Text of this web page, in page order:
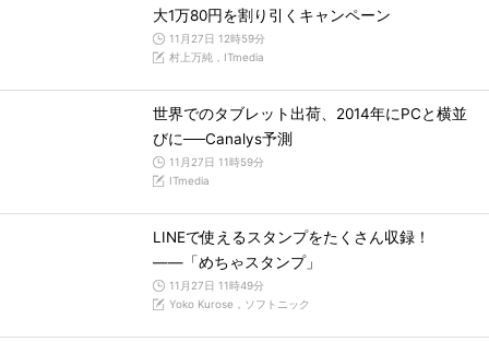
大1万80円を割り引くキャンペーン
11月27日 12時59分
村上万純，ITmedia
世界でのタブレット出荷、2014年にPCと横並
びに──Canalys予測
11月27日 11時59分
ITmedia
LINEで使えるスタンプをたくさん収録！
――「めちゃスタンプ」
11月27日 11時49分
Yoko Kurose，ソフトニック